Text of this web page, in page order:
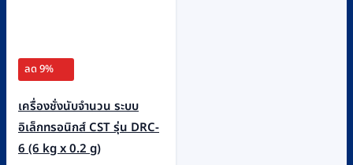
ลด 9%
เครื่องชั่งนับจำนวน ระบบ
อิเล็กทรอนิกส์ CST รุ่น DRC-
6 (6 kg x 0.2 g)